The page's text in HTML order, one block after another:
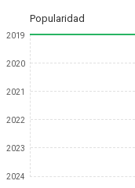
Popularidad
2019
2020
2021
2022
2023
2024